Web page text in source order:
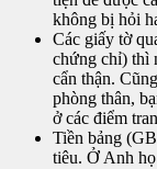
không bị hỏi
Các giấy tờ
chứng chỉ) thì
cẩn thận.
phòng thân,
ở các điểm
Tiền bảng
tiêu. Ở Anh